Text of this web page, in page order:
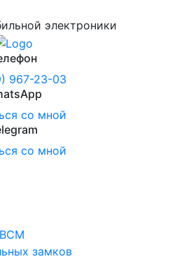
электроники
967-23-03
со мной
со мной
замков